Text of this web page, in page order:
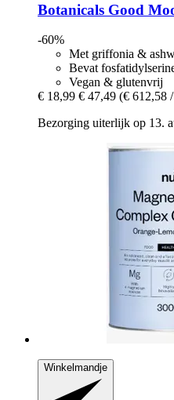
Botanicals Good
-60%
Met griffonia &
Bevat
Vegan & glutenvrij
€ 18,99 € 47,49 (€ 612,58
Bezorging uiterlijk op 13.
Winkelmandje